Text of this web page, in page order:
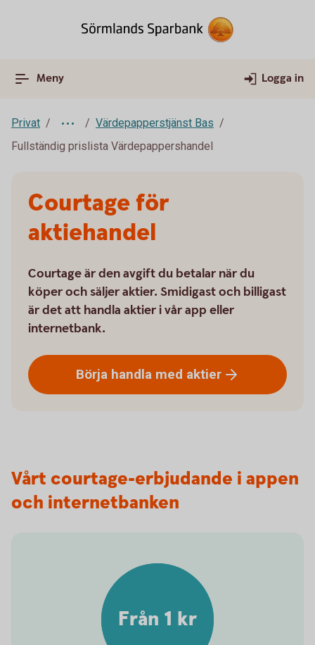
Meny Logga in
Privat
Värdepapperstjänst Bas
Fullständig prislista Värdepappershandel
Courtage för
aktiehandel
Courtage är den avgift du betalar när du
köper och säljer aktier. Smidigast och billigast
är det att handla aktier i vår app eller
internetbank.
Börja handla med aktier
Vårt courtage-erbjudande i appen
och internetbanken
Från 1 kr